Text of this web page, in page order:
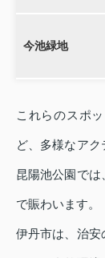
今池緑地
これらのスポ
ど、多様なアク
昆陽池公園で
で賑わいます。
伊丹市は、治安